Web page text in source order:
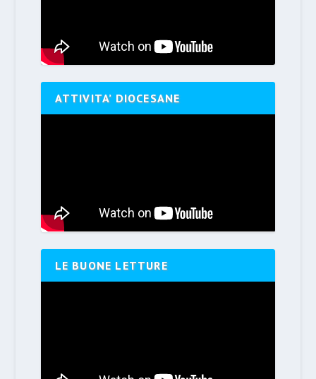
ATTIVITA’ DIOCESANE
LE BUONE LETTURE